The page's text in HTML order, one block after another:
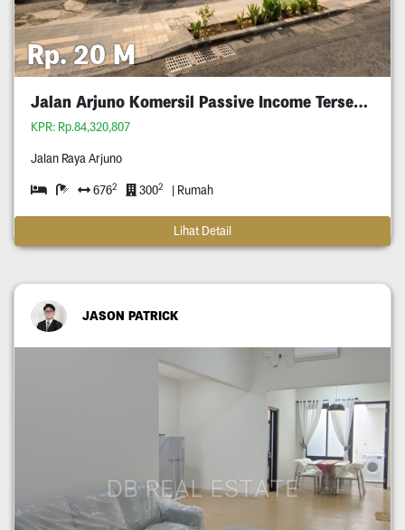
Rp. 20 M
Jalan Arjuno Komersil Passive Income Tersewa
KPR: Rp.84,320,807
Jalan Raya Arjuno
6762 3002 | Rumah
Lihat Detail
JASON PATRICK